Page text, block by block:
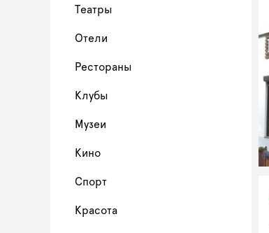
Театры
Отели
Рестораны
Клубы
Музеи
Кино
Спорт
Красота